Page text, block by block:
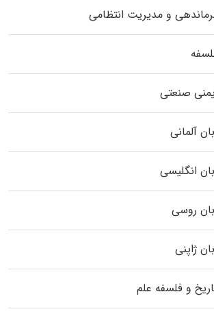
و مدیریت انتظامی
صنعتی
آلمانی
انگلیسی
روسی
ژاپنی
و فلسفه علم